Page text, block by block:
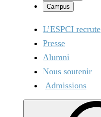
Campus
L’ESPCI recrute
Presse
Alumni
Nous soutenir
Admissions